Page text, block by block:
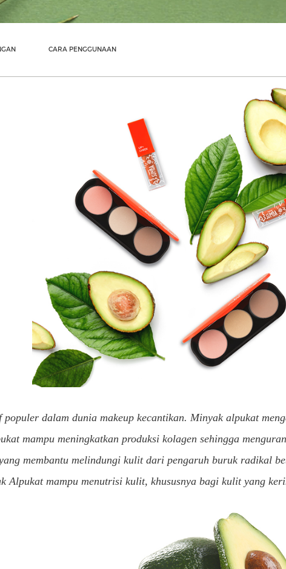
CARA PENGGUNAAN
dalam dunia makeup kecantikan. Minyak alpukat
mampu meningkatkan produksi kolagen sehingga
membantu melindungi kulit dari pengaruh buruk radikal
mampu menutrisi kulit, khususnya bagi kulit yang